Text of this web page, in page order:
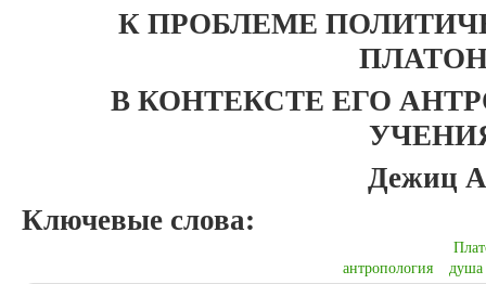
К ПРОБЛЕМЕ
В КОНТЕКСТЕ ЕГО
Дежиц
Ключевые слова:
антропология
душа